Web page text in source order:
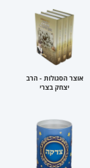
אוצר הסגולות - הרב
יצחק בצרי